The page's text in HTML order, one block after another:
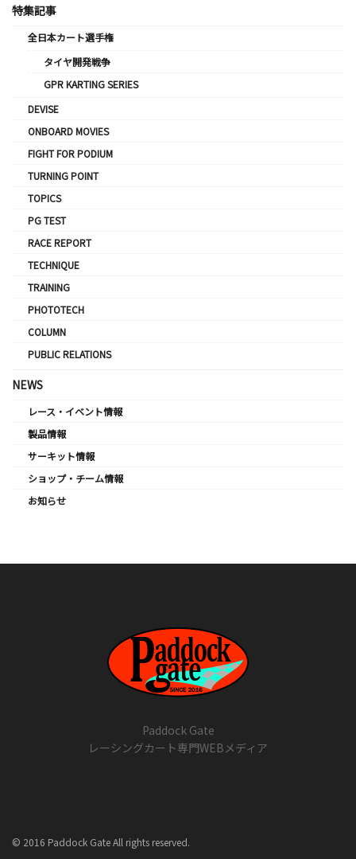
特集記事
全日本カート選手権
タイヤ開発戦争
GPR KARTING SERIES
DEVISE
ONBOARD MOVIES
FIGHT FOR PODIUM
TURNING POINT
TOPICS
PG TEST
RACE REPORT
TECHNIQUE
TRAINING
PHOTOTECH
COLUMN
PUBLIC RELATIONS
NEWS
レース・イベント情報
製品情報
サーキット情報
ショップ・チーム情報
お知らせ
Paddock Gate
レーシングカート専門WEBメディア
© 2016 Paddock Gate All rights reserved.